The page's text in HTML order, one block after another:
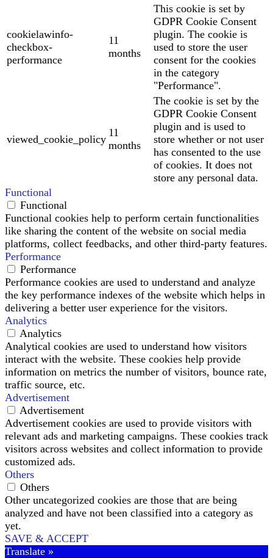
cookielawinfo-
checkbox-
performance
11
months
This cookie is set by
GDPR Cookie Consent
plugin. The cookie is
used to store the user
consent for the cookies
in the category
"Performance".
viewed_cookie_policy
11
months
The cookie is set by the
GDPR Cookie Consent
plugin and is used to
store whether or not user
has consented to the use
of cookies. It does not
store any personal data.
Functional
Functional
Functional cookies help to perform certain functionalities
like sharing the content of the website on social media
platforms, collect feedbacks, and other third-party features.
Performance
Performance
Performance cookies are used to understand and analyze
the key performance indexes of the website which helps in
delivering a better user experience for the visitors.
Analytics
Analytics
Analytical cookies are used to understand how visitors
interact with the website. These cookies help provide
information on metrics the number of visitors, bounce rate,
traffic source, etc.
Advertisement
Advertisement
Advertisement cookies are used to provide visitors with
relevant ads and marketing campaigns. These cookies track
visitors across websites and collect information to provide
customized ads.
Others
Others
Other uncategorized cookies are those that are being
analyzed and have not been classified into a category as
yet.
SAVE & ACCEPT
Translate »